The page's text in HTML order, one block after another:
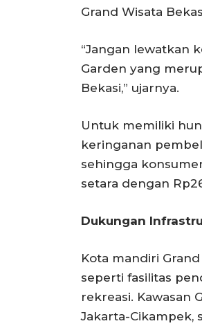
Grand Wisata
“Jangan lewatkan
Garden yang
Bekasi,” ujarnya.
Untuk memiliki
keringanan
sehingga
setara dengan
Dukungan
Kota mandiri
seperti fasilitas
rekreasi. Kawasan
Jakarta-Cikampek,